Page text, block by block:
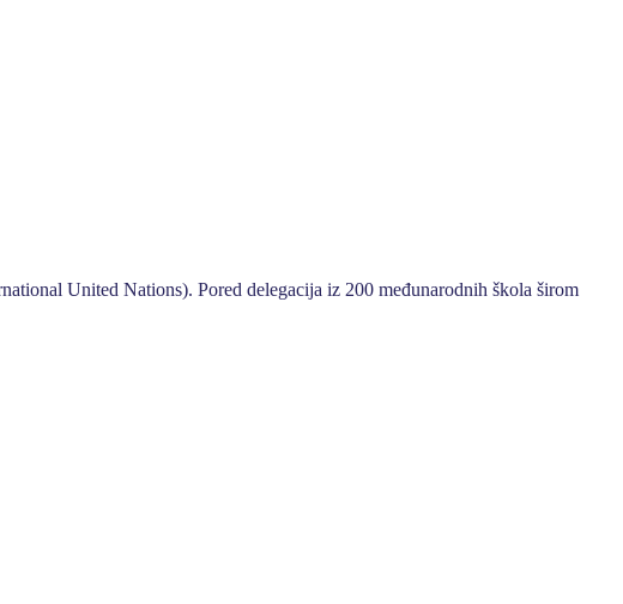
United Nations). Pored delegacija iz 200 međunarodnih škola širom